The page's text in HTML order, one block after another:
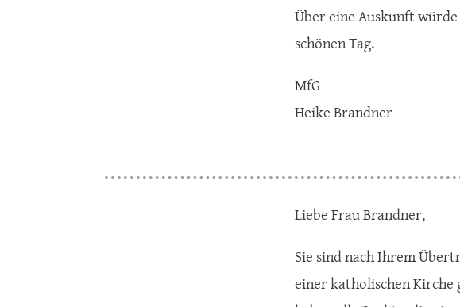
Über eine Auskunft
schönen Tag.
MfG
Heike Brandner
Liebe Frau Brandner,
Sie sind nach Ihrem
einer katholischen Kirche